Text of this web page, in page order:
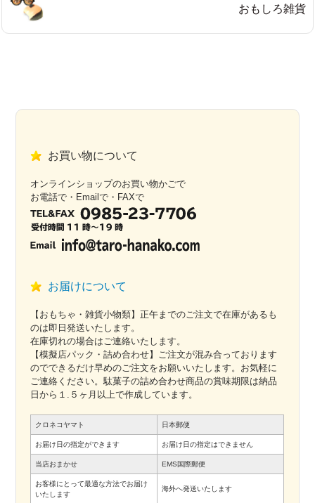
おもしろ雑貨
お買い物について
オンラインショップのお買い物かごで
お電話で・Emailで・FAXで
お届けについて
【おもちゃ・雑貨小物類】正午までのご注文で在庫があるも
のは即日発送いたします。
在庫切れの場合はご連絡いたします。
【模擬店パック・詰め合わせ】ご注文が混み合っております
のでできるだけ早めのご注文をお願いいたします。お気軽に
ご連絡ください。駄菓子の詰め合わせ商品の賞味期限は納品
日から１.５ヶ月以上で作成しています。
クロネコヤマト 日本郵便
お届け日の指定ができます お届け日の指定はできません
当店おまかせ EMS国際郵便
お客様にとって最適な方法でお届け
いたします
海外へ発送いたします